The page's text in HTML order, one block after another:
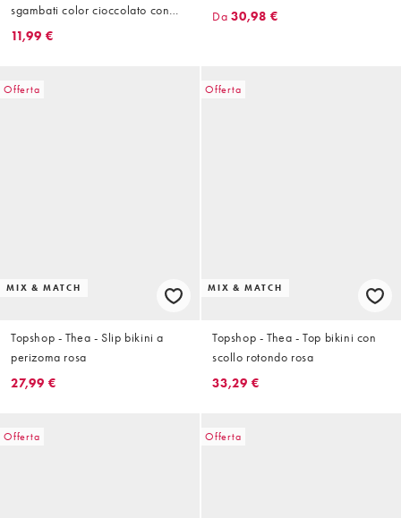
sgambati color cioccolato con
dettaglio attorcigliato
11,99 €
Da 30,98 €
Offerta
MIX & MATCH
Topshop - Thea - Slip bikini a
perizoma rosa
27,99 €
Offerta
MIX & MATCH
Topshop - Thea - Top bikini con
scollo rotondo rosa
33,29 €
Offerta Offerta